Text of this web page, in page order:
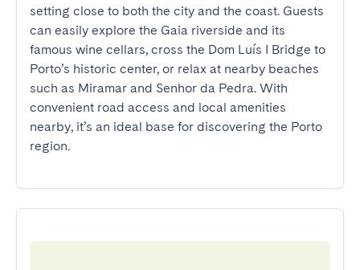
setting close to both the city and the coast. Guests
can easily explore the Gaia riverside and its
famous wine cellars, cross the Dom Luís I Bridge to
Porto’s historic center, or relax at nearby beaches
such as Miramar and Senhor da Pedra. With
convenient road access and local amenities
nearby, it’s an ideal base for discovering the Porto
region.